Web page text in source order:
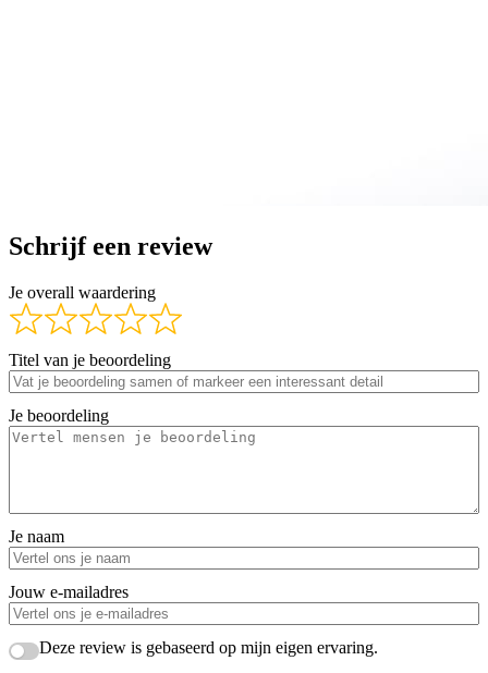
Schrijf een review
Je overall waardering
Titel van je beoordeling
Je beoordeling
Je naam
Jouw e-mailadres
Deze review is gebaseerd op mijn eigen ervaring.